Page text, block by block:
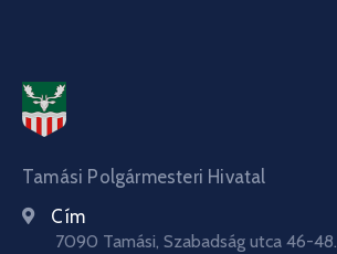
Tamási Polgármesteri Hivatal
Cím
7090 Tamási, Szabadság utca 46-48.